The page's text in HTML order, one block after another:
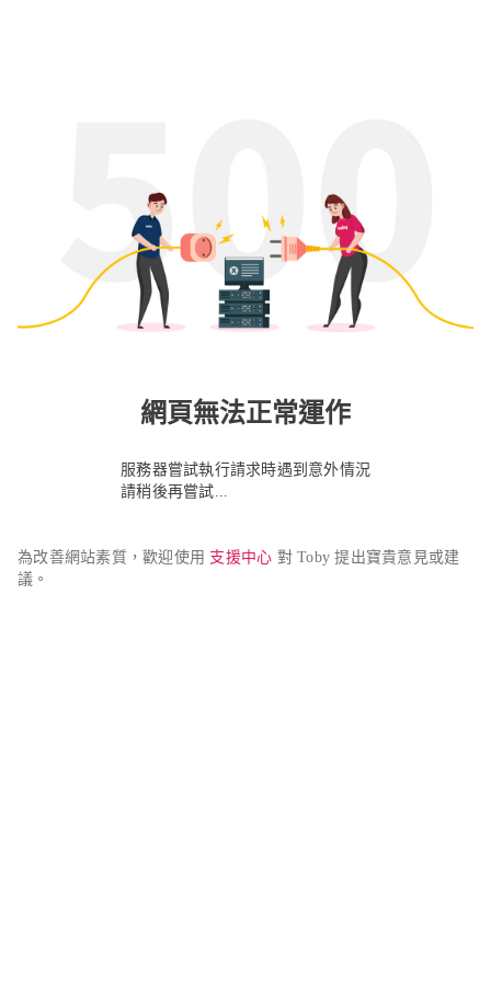
網頁無法正常運作
服務器嘗試執行請求時遇到意外情況
請稍後再嘗試...
為改善網站素質，歡迎使用 支援中心 對 Toby 提出寶貴意見或建
議。